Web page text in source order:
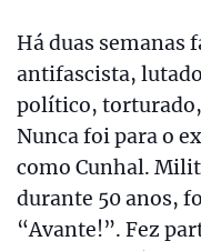
Há duas semanas
antifascista,
político,
Nunca foi para o
como Cunhal.
durante 50 anos,
“Avante!”. Fez